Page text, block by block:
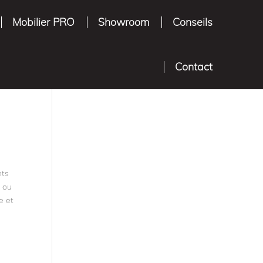
Mobilier PRO Showroom Conseils
Contact
ou
et